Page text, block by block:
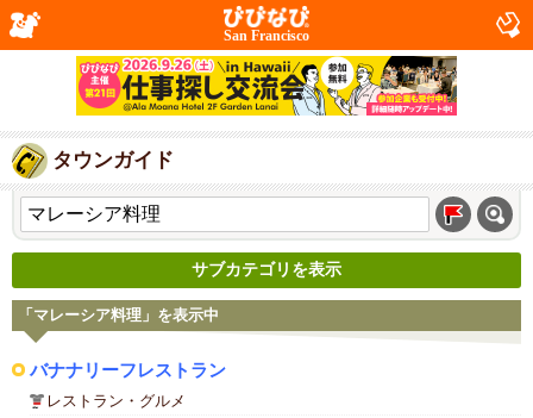
San Francisco
タウンガイド
サブカテゴリを表示
「マレーシア料理」を表示中
バナナリーフレストラン
レストラン・グルメ